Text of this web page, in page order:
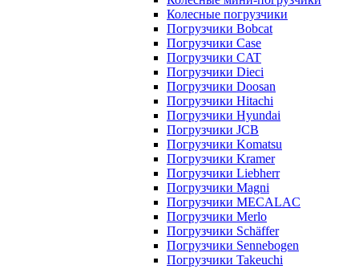
Колесные погрузчики
Погрузчики Bobcat
Погрузчики Case
Погрузчики CAT
Погрузчики Dieci
Погрузчики Doosan
Погрузчики Hitachi
Погрузчики Hyundai
Погрузчики JCB
Погрузчики Komatsu
Погрузчики Kramer
Погрузчики Liebherr
Погрузчики Magni
Погрузчики MECALAC
Погрузчики Merlo
Погрузчики Schäffer
Погрузчики Sennebogen
Погрузчики Takeuchi